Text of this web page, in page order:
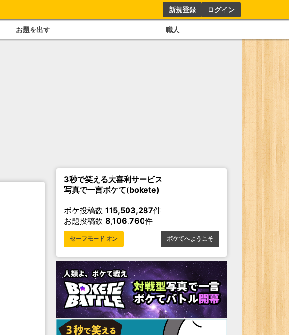
新規登録 ログイン
お題を出す 職人
3秒で笑える大喜利サービス
写真で一言ボケて(bokete)
ボケ投稿数 115,503,287件
お題投稿数 8,106,760件
セーフモード オン ボケてへようこそ